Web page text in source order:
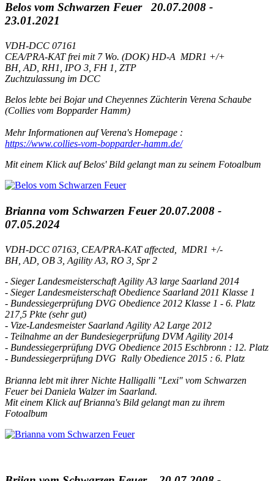
Belos vom Schwarzen Feuer
20.07.2008 -
23.01.2021
VDH-DCC 07161
CEA/PRA-KAT frei mit 7 Wo. (DOK) HD-A MDR1 +/+
BH, AD, RH1, IPO 3, FH 1, ZTP
Zuchtzulassung im DCC
Belos lebte bei Bojar und Cheyennes Züchterin Verena Schaube
(Collies vom Bopparder Hamm)
Mehr Informationen auf Verena's Homepage :
https://www.collies-vom-bopparder-hamm.de/
Mit einem Klick auf Belos' Bild gelangt man zu seinem Fotoalbum
Brianna vom Schwarzen Feuer 20.07.2008 -
07.05.2024
VDH-DCC 07163, CEA/PRA-KAT affected, MDR1 +/-
BH, AD, OB 3, Agility A3, RO 3, Spr 2
- Sieger Landesmeisterschaft Agility A3 large Saarland 2014
- Sieger Landesmeisterschaft Obedience Saarland 2011 Klasse 1
- Bundessiegerprüfung DVG Obedience 2012 Klasse 1 - 6. Platz
217,5 Pkte (sehr gut)
- Vize-Landesmeister Saarland Agility A2 Large 2012
- Teilnahme an der Bundesiegerprüfung DVM Agility 2014
- Bundessiegerprüfung DVG Obedience 2015 Eschbronn : 12. Platz
- Bundessiegerprüfung DVG Rally Obedience 2015 : 6. Platz
Brianna lebt mit ihrer Nichte Halligalli "Lexi" vom Schwarzen
Feuer bei Daniela Walzer im Saarland.
Mit einem Klick auf Brianna's Bild gelangt man zu ihrem
Fotoalbum